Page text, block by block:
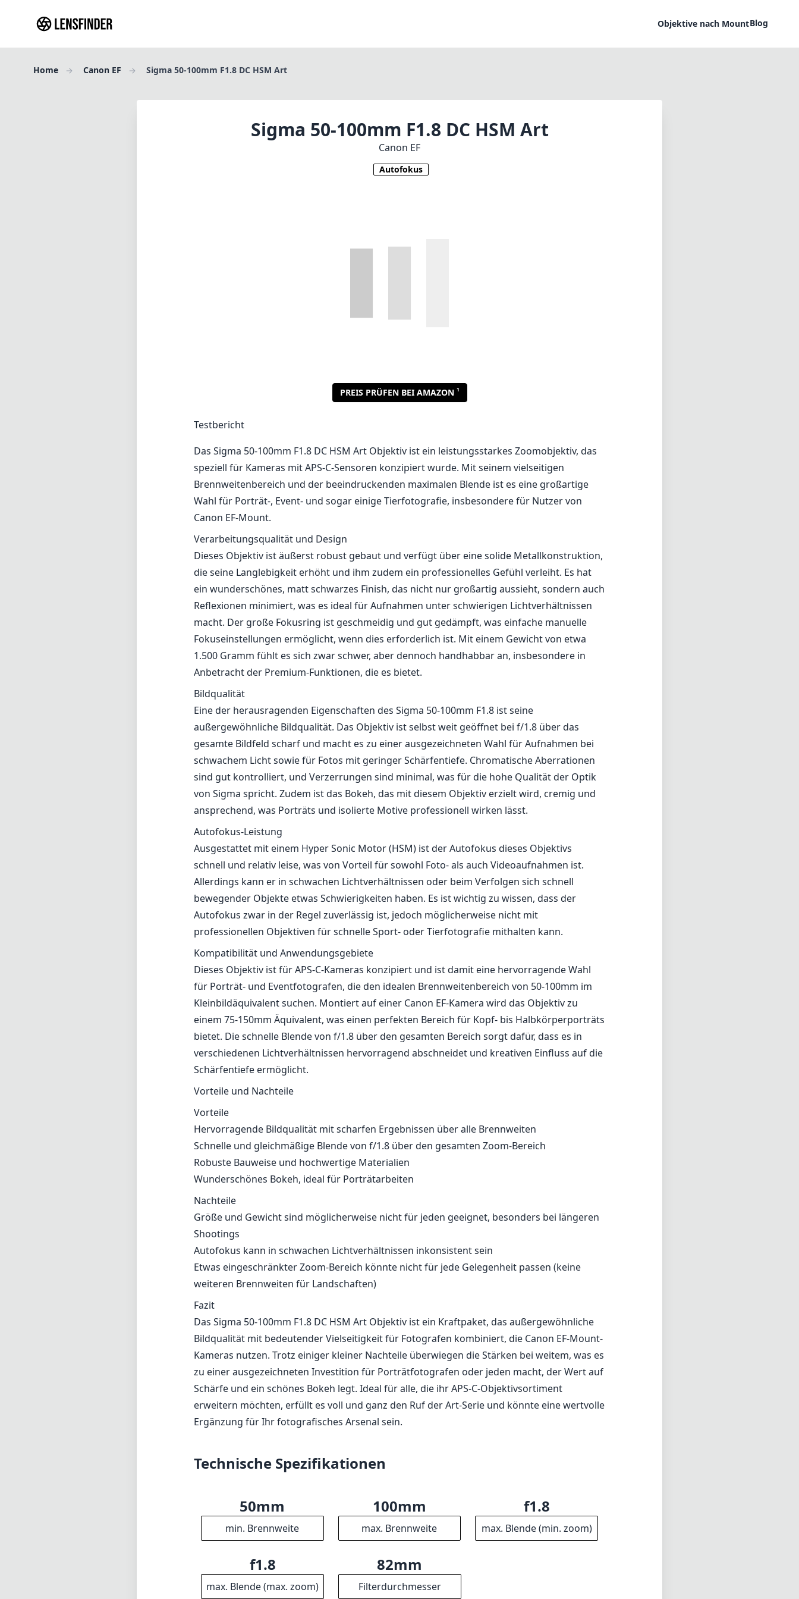
Objektive nach MountBlog
Home Canon EF Sigma 50-100mm F1.8 DC HSM Art
Sigma 50-100mm F1.8 DC HSM Art
Canon EF
Autofokus
speziell für Kameras mit APS-C-Sensoren konzipiert wurde. Mit seinem vielseitigen
Verarbeitungsqualität und Design
Dieses Objektiv ist äußerst robust gebaut und verfügt über eine solide Metallkonstruktion,
die seine Langlebigkeit erhöht und ihm zudem ein professionelles Gefühl verleiht. Es hat
Reflexionen minimiert, was es ideal für Aufnahmen unter schwierigen Lichtverhältnissen
macht. Der große Fokusring ist geschmeidig und gut gedämpft, was einfache manuelle
Fokuseinstellungen ermöglicht, wenn dies erforderlich ist. Mit einem Gewicht von etwa
1.500 Gramm fühlt es sich zwar schwer, aber dennoch handhabbar an, insbesondere in
Anbetracht der Premium-Funktionen, die es bietet.
Bildqualität
Eine der herausragenden Eigenschaften des Sigma 50-100mm F1.8 ist seine
außergewöhnliche Bildqualität. Das Objektiv ist selbst weit geöffnet bei f/1.8 über das
gesamte Bildfeld scharf und macht es zu einer ausgezeichneten Wahl für Aufnahmen bei
schwachem Licht sowie für Fotos mit geringer Schärfentiefe. Chromatische Aberrationen
sind gut kontrolliert, und Verzerrungen sind minimal, was für die hohe Qualität der Optik
von Sigma spricht. Zudem ist das Bokeh, das mit diesem Objektiv erzielt wird, cremig und
ansprechend, was Porträts und isolierte Motive professionell wirken lässt.
Autofokus-Leistung
Ausgestattet mit einem Hyper Sonic Motor (HSM) ist der Autofokus dieses Objektivs
schnell und relativ leise, was von Vorteil für sowohl Foto- als auch Videoaufnahmen ist.
Allerdings kann er in schwachen Lichtverhältnissen oder beim Verfolgen sich schnell
bewegender Objekte etwas Schwierigkeiten haben. Es ist wichtig zu wissen, dass der
Autofokus zwar in der Regel zuverlässig ist, jedoch möglicherweise nicht mit
professionellen Objektiven für schnelle Sport- oder Tierfotografie mithalten kann.
Kompatibilität und Anwendungsgebiete
Dieses Objektiv ist für APS-C-Kameras konzipiert und ist damit eine hervorragende Wahl
für Porträt- und Eventfotografen, die den idealen Brennweitenbereich von 50-100mm im
Kleinbildäquivalent suchen. Montiert auf einer Canon EF-Kamera wird das Objektiv zu
einem 75-150mm Äquivalent, was einen perfekten Bereich für Kopf- bis Halbkörperporträts
bietet. Die schnelle Blende von f/1.8 über den gesamten Bereich sorgt dafür, dass es in
verschiedenen Lichtverhältnissen hervorragend abschneidet und kreativen Einfluss auf die
Schärfentiefe ermöglicht.
Vorteile und Nachteile
Vorteile
Hervorragende Bildqualität mit scharfen Ergebnissen über alle Brennweiten
Schnelle und gleichmäßige Blende von f/1.8 über den gesamten Zoom-Bereich
Robuste Bauweise und hochwertige Materialien
Wunderschönes Bokeh, ideal für Porträtarbeiten
Nachteile
Größe und Gewicht sind möglicherweise nicht für jeden geeignet, besonders bei längeren
Autofokus kann in schwachen Lichtverhältnissen inkonsistent sein
Etwas eingeschränkter Zoom-Bereich könnte nicht für jede Gelegenheit passen (keine
weiteren Brennweiten für Landschaften)
Fazit
Das Sigma 50-100mm F1.8 DC HSM Art Objektiv ist ein Kraftpaket, das außergewöhnliche
Bildqualität mit bedeutender Vielseitigkeit für Fotografen kombiniert, die Canon EF-Mount-
Kameras nutzen. Trotz einiger kleiner Nachteile überwiegen die Stärken bei weitem, was es
zu einer ausgezeichneten Investition für Porträtfotografen oder jeden macht, der Wert auf
Schärfe und ein schönes Bokeh legt. Ideal für alle, die ihr APS-C-Objektivsortiment
erweitern möchten, erfüllt es voll und ganz den Ruf der Art-Serie und könnte eine wertvolle
Ergänzung für Ihr fotografisches Arsenal sein.
Technische Spezifikationen
50mm
min. Brennweite
100mm
max. Brennweite
f1.8
max. Blende (min. zoom)
f1.8 82mm
95cm
21 15 171mm
94mm